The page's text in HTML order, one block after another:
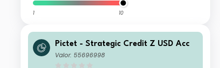
1 10
Pictet - Strategic Credit Z USD Acc
Valor: 55696998